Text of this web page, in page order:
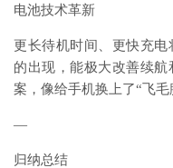
电池技术革新
更长待机时间、更快充
的出现，能极大改善续
案，像给手机换上了“飞毛
—
归纳总结